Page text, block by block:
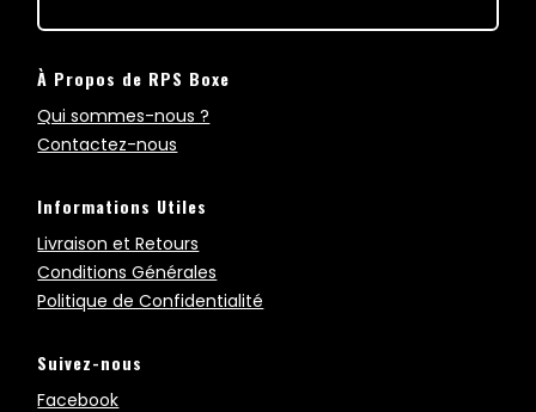
À Propos de RPS Boxe
Qui sommes-nous ?
Contactez-nous
Informations Utiles
Livraison et Retours
Conditions Générales
Politique de Confidentialité
Suivez-nous
Facebook